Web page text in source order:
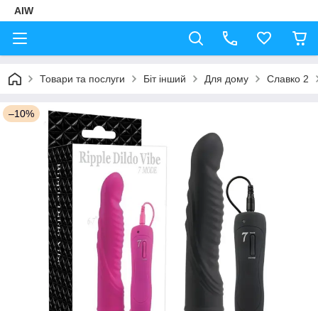
AIW
Товари та послуги Біт інший Для дому Славко 2
–10%